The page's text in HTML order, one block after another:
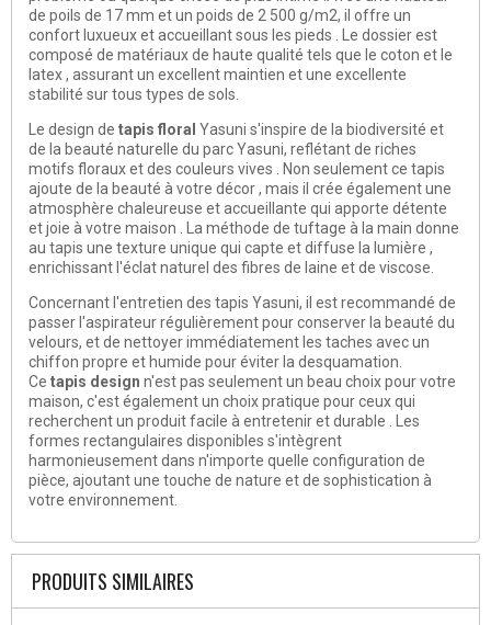
de poils de 17 mm et un poids de 2 500 g/m2, il offre un
confort luxueux et accueillant sous les pieds . Le dossier est
composé de matériaux de haute qualité tels que le coton et le
latex , assurant un excellent maintien et une excellente
stabilité sur tous types de sols.
Le design de tapis floral Yasuni s'inspire de la biodiversité et
de la beauté naturelle du parc Yasuni, reflétant de riches
motifs floraux et des couleurs vives . Non seulement ce tapis
ajoute de la beauté à votre décor , mais il crée également une
atmosphère chaleureuse et accueillante qui apporte détente
et joie à votre maison . La méthode de tuftage à la main donne
au tapis une texture unique qui capte et diffuse la lumière ,
enrichissant l'éclat naturel des fibres de laine et de viscose.
Concernant l'entretien des tapis Yasuni, il est recommandé de
passer l'aspirateur régulièrement pour conserver la beauté du
velours, et de nettoyer immédiatement les taches avec un
chiffon propre et humide pour éviter la desquamation.
Ce tapis design n'est pas seulement un beau choix pour votre
maison, c'est également un choix pratique pour ceux qui
recherchent un produit facile à entretenir et durable . Les
formes rectangulaires disponibles s'intègrent
harmonieusement dans n'importe quelle configuration de
pièce, ajoutant une touche de nature et de sophistication à
votre environnement.
PRODUITS SIMILAIRES